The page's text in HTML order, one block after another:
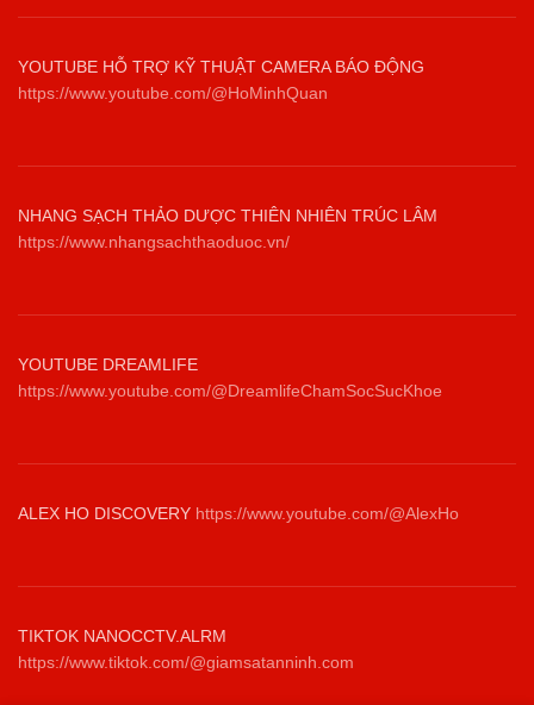
YOUTUBE HỖ TRỢ KỸ THUẬT CAMERA BÁO ĐỘNG
https://www.youtube.com/@HoMinhQuan
NHANG SẠCH THẢO DƯỢC THIÊN NHIÊN TRÚC LÂM
https://www.nhangsachthaoduoc.vn/
YOUTUBE DREAMLIFE
https://www.youtube.com/@DreamlifeChamSocSucKhoe
ALEX HO DISCOVERY https://www.youtube.com/@AlexHo
TIKTOK NANOCCTV.ALRM
https://www.tiktok.com/@giamsatanninh.com